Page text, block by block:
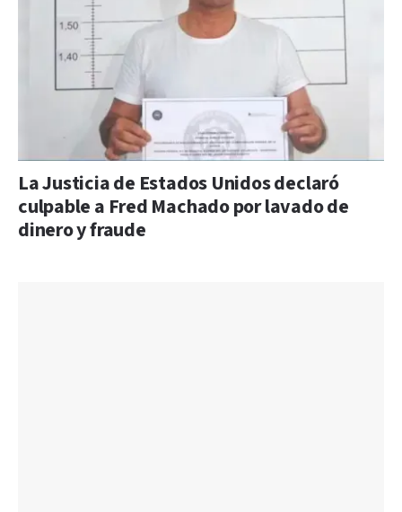
La Justicia de Estados Unidos declaró
culpable a Fred Machado por lavado de
dinero y fraude